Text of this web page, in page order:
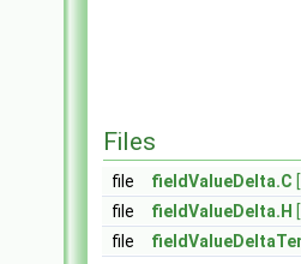
Files
file fieldValueDelta.C
file
fieldValueDelta.H
file